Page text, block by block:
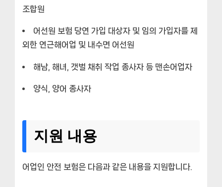
조합원
어선원 보험 당연 가입 대상자 및 임의 가입자를 제
외한 연근해어업 및 내수면 어선원
해남, 해녀, 갯벌 채취 작업 종사자 등 맨손어업자
양식, 양어 종사자
지원 내용
어업인 안전 보험은 다음과 같은 내용을 지원합니다.